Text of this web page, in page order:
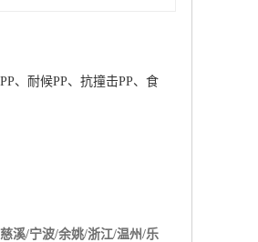
PP、耐候PP、抗撞击PP、食
慈溪/宁波/余姚/浙江/温州/乐